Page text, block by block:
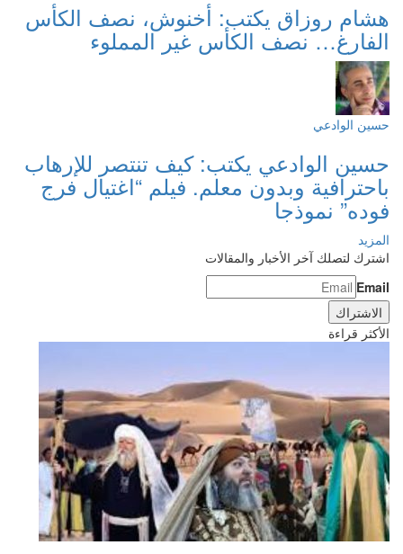
هشام روزاق يكتب: أخنوش، نصف الكأس
الفارغ… نصف الكأس غير المملوء
حسين الوادعي
حسين الوادعي يكتب: كيف تنتصر للإرهاب
باحترافية وبدون معلم. فيلم “اغتيال فرج
فوده” نموذجا
المزيد
اشترك لتصلك آخر الأخبار والمقالات
Email
الأكثر قراءة